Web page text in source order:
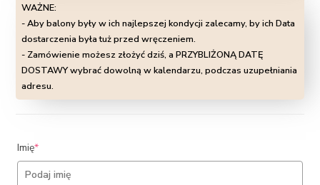
WAŻNE:
- Aby balony były w ich najlepszej kondycji zalecamy, by ich Data
dostarczenia była tuż przed wręczeniem.
- Zamówienie możesz złożyć dziś, a PRZYBLIŻONĄ DATĘ
DOSTAWY wybrać dowolną w kalendarzu, podczas uzupełniania
adresu.
Imię*(required)